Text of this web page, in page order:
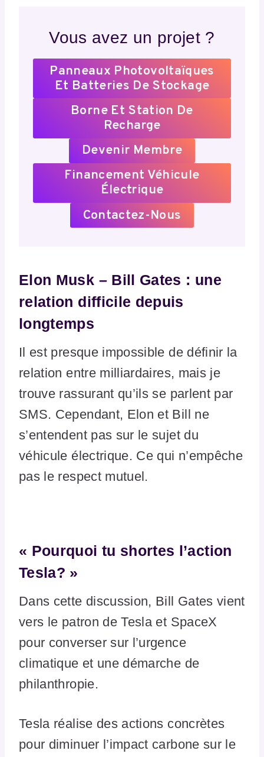
Vous avez un projet ?
Panneaux Photovoltaïques
Et Batteries De Stockage
Borne Et Station De
Recharge
Devenir Membre
Financement Véhicule
Électrique
Contactez-Nous
Elon Musk – Bill Gates : une
relation difficile depuis
longtemps
Il est presque impossible de définir la
relation entre milliardaires, mais je
trouve rassurant qu’ils se parlent par
SMS. Cependant, Elon et Bill ne
s’entendent pas sur le sujet du
véhicule électrique. Ce qui n’empêche
pas le respect mutuel.
« Pourquoi tu shortes l’action
Tesla? »
Dans cette discussion, Bill Gates vient
vers le patron de Tesla et SpaceX
pour converser sur l’urgence
climatique et une démarche de
philanthropie.
Tesla réalise des actions concrètes
pour diminuer l’impact carbone sur le